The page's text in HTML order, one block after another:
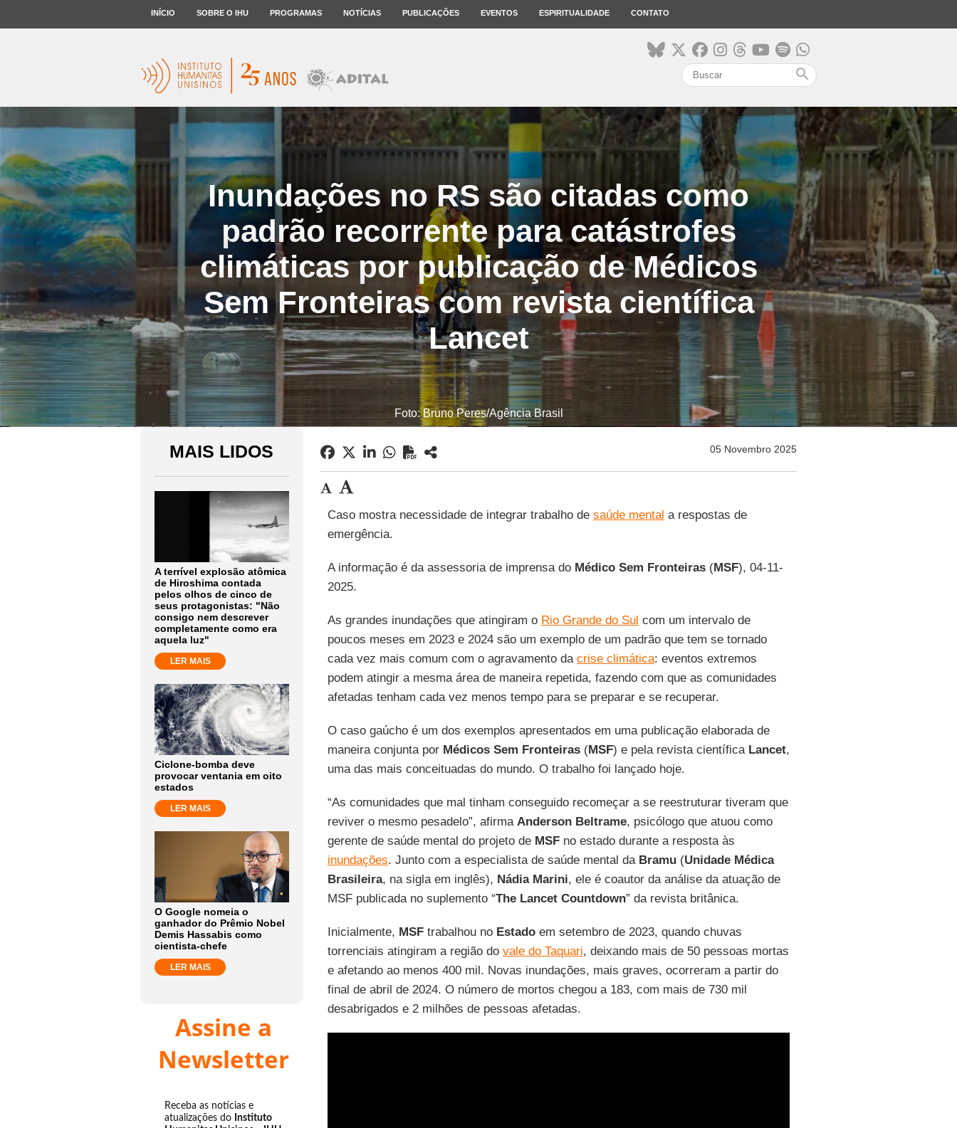
INÍCIO SOBRE O IHU PROGRAMAS NOTÍCIAS PUBLICAÇÕES EVENTOS ESPIRITUALIDADE CONTATO
search
Inundações no RS são citadas como
padrão recorrente para catástrofes
climáticas por publicação de Médicos
Sem Fronteiras com revista científica
Lancet
Foto: Bruno Peres/Agência Brasil
MAIS LIDOS
A terrível explosão atômica
de Hiroshima contada
pelos olhos de cinco de
seus protagonistas: "Não
consigo nem descrever
completamente como era
aquela luz"
LER MAIS
Ciclone-bomba deve
provocar ventania em oito
estados
LER MAIS
O Google nomeia o
ganhador do Prêmio Nobel
Demis Hassabis como
cientista-chefe
LER MAIS
Assine a
Newsletter
Receba as notícias e
atualizações do Instituto
05 Novembro 2025
Caso mostra necessidade de integrar trabalho de saúde mental a respostas de
emergência.
A informação é da assessoria de imprensa do Médico Sem Fronteiras (MSF), 04-11-
2025.
As grandes inundações que atingiram o Rio Grande do Sul com um intervalo de
poucos meses em 2023 e 2024 são um exemplo de um padrão que tem se tornado
cada vez mais comum com o agravamento da crise climática: eventos extremos
podem atingir a mesma área de maneira repetida, fazendo com que as comunidades
afetadas tenham cada vez menos tempo para se preparar e se recuperar.
O caso gaúcho é um dos exemplos apresentados em uma publicação elaborada de
maneira conjunta por Médicos Sem Fronteiras(MSF) e pela revista científica Lancet,
uma das mais conceituadas do mundo. O trabalho foi lançado hoje.
“As comunidades que mal tinham conseguido recomeçar a se reestruturar tiveram que
reviver o mesmo pesadelo”, afirma Anderson Beltrame, psicólogo que atuou como
gerente de saúde mental do projeto de MSFno estado durante a resposta às
inundações. Junto com a especialista de saúde mental da Bramu(Unidade Médica
Brasileira, na sigla em inglês), Nádia Marini, ele é coautor da análise da atuação de
MSF publicada no suplemento “The Lancet Countdown” da revista britânica.
Inicialmente, MSFtrabalhou no Estadoem setembro de 2023, quando chuvas
torrenciais atingiram a região do vale do Taquari, deixando mais de 50 pessoas mortas
e afetando ao menos 400 mil. Novas inundações, mais graves, ocorreram a partir do
final de abril de 2024. O número de mortos chegou a 183, com mais de 730 mil
desabrigados e 2 milhões de pessoas afetadas.